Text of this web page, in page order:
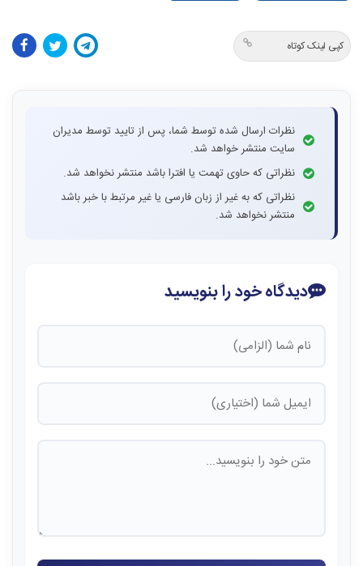
کپی لینک کوتاه
نظرات ارسال شده توسط شما، پس از تایید توسط مدیران
سایت منتشر خواهد شد.
نظراتی که حاوی تهمت یا افترا باشد منتشر نخواهد شد.
نظراتی که به غیر از زبان فارسی یا غیر مرتبط با خبر باشد
منتشر نخواهد شد.
دیدگاه خود را بنویسید